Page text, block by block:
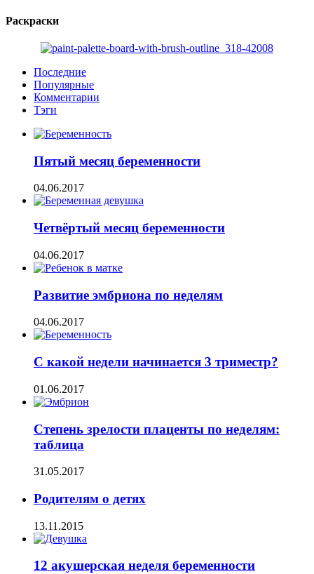
Раскраски
Последние
Популярные
Комментарии
Тэги
Пятый месяц беременности
04.06.2017
Четвёртый месяц беременности
04.06.2017
Развитие эмбриона по неделям
04.06.2017
С какой недели начинается 3 триместр?
01.06.2017
Степень зрелости плаценты по неделям:
таблица
31.05.2017
Родителям о детях
13.11.2015
12 акушерская неделя беременности